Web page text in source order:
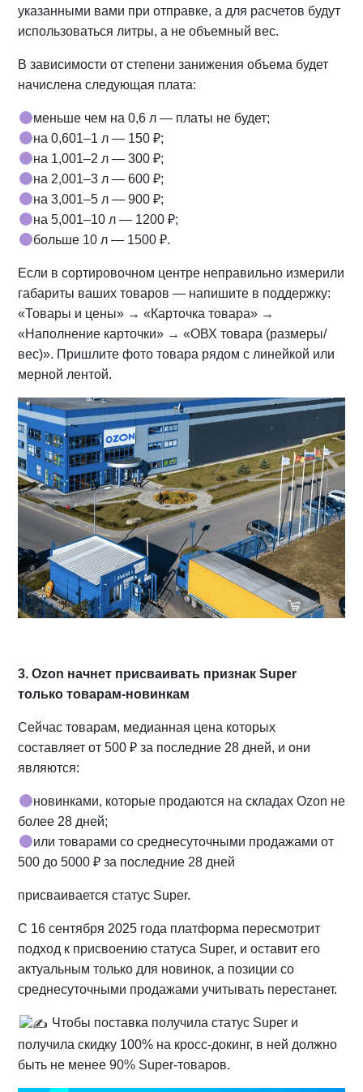
указанными вами при отправке, а для расчетов будут
использоваться литры, а не объемный вес.
В зависимости от степени занижения объема будет
начислена следующая плата:
меньше чем на 0,6 л — платы не будет;
на 0,601–1 л — 150 ₽;
на 1,001–2 л — 300 ₽;
на 2,001–3 л — 600 ₽;
на 3,001–5 л — 900 ₽;
на 5,001–10 л — 1200 ₽;
больше 10 л — 1500 ₽.
Если в сортировочном центре неправильно измерили
габариты ваших товаров — напишите в поддержку:
«Товары и цены» → «Карточка товара» →
«Наполнение карточки» → «ОВХ товара (размеры/
вес)». Пришлите фото товара рядом с линейкой или
мерной лентой.
3. Ozon начнет присваивать признак Super
только товарам-новинкам
Сейчас товарам, медианная цена которых
составляет от 500 ₽ за последние 28 дней, и они
являются:
новинками, которые продаются на складах Ozon не
более 28 дней;
или товарами со среднесуточными продажами от
500 до 5000 ₽ за последние 28 дней
присваивается статус Super.
С 16 сентября 2025 года платформа пересмотрит
подход к присвоению статуса Super, и оставит его
актуальным только для новинок, а позиции со
среднесуточными продажами учитывать перестанет.
Чтобы поставка получила статус Super и
получила скидку 100% на кросс-докинг, в ней должно
быть не менее 90% Super-товаров.